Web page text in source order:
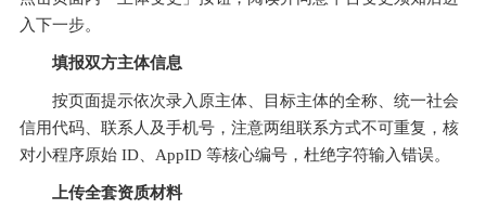
入下一步。
填报双方主体信息
按页面提示依次录入原主体、目标主体的全称、统一社会
信用代码、联系人及手机号，注意两组联系方式不可重复，核
对小程序原始 ID、AppID 等核心编号，杜绝字符输入错误。
上传全套资质材料